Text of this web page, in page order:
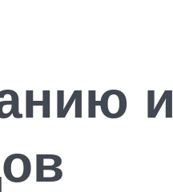
и